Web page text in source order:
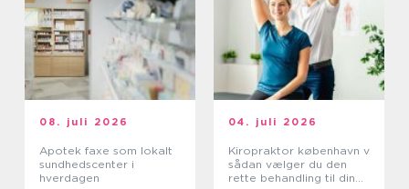
08. juli 2026
Apotek faxe som lokalt
sundhedscenter i
hverdagen
04. juli 2026
Kiropraktor københavn v
sådan vælger du den
rette behandling til dine